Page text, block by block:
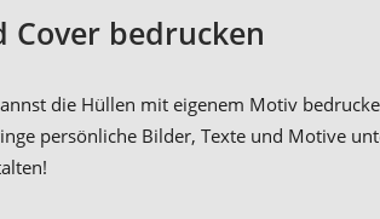
Cover bedrucken
die Hüllen mit eigenem Motiv
persönliche Bilder, Texte und Motive